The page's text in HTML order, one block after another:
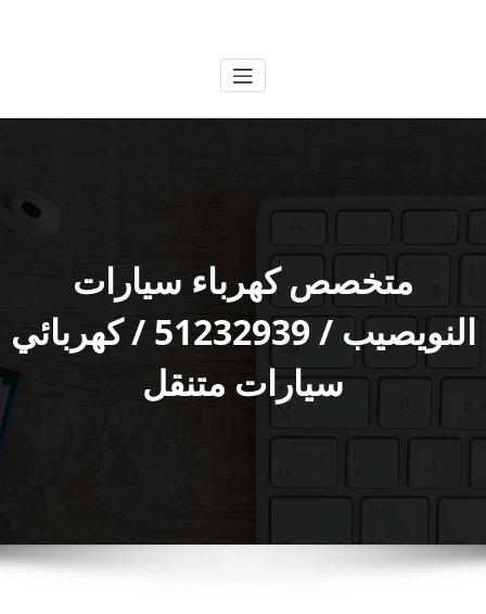
متخصص كهرباء سيارات
النويصيب / 51232939‬ / كهربائي
سيارات متنقل